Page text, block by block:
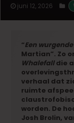
juni 12, 2026
“Een
Martian”. Zo
Whalefalldie
verhaal dat
ruimte
worden. De
Josh Brolin,